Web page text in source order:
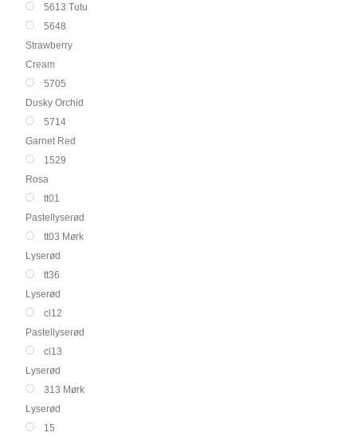
5613 Tutu
5648
Strawberry
Cream
5705
Dusky Orchid
5714
Garnet Red
1529
Rosa
tt01
Pastellyserød
tt03 Mørk
Lyserød
tt36
Lyserød
cl12
Pastellyserød
cl13
Lyserød
313 Mørk
Lyserød
15